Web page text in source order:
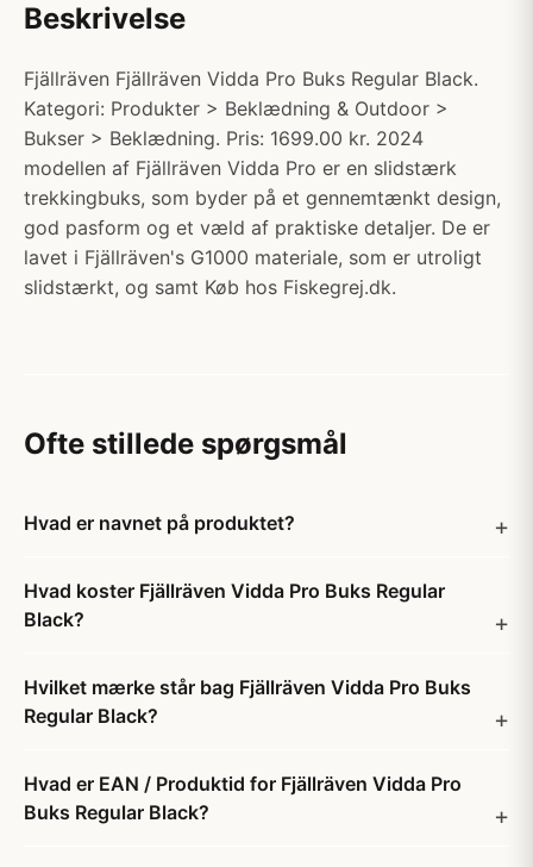
Beskrivelse
Fjällräven Fjällräven Vidda Pro Buks Regular Black.
Kategori: Produkter > Beklædning & Outdoor >
Bukser > Beklædning. Pris: 1699.00 kr. 2024
modellen af Fjällräven Vidda Pro er en slidstærk
trekkingbuks, som byder på et gennemtænkt design,
god pasform og et væld af praktiske detaljer. De er
lavet i Fjällräven's G1000 materiale, som er utroligt
slidstærkt, og samt Køb hos Fiskegrej.dk.
Ofte stillede spørgsmål
Hvad er navnet på produktet?
Hvad koster Fjällräven Vidda Pro Buks Regular
Black?
Hvilket mærke står bag Fjällräven Vidda Pro Buks
Regular Black?
Hvad er EAN / Produktid for Fjällräven Vidda Pro
Buks Regular Black?